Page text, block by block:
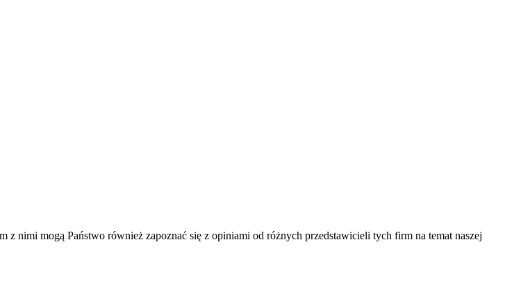
nimi mogą Państwo również zapoznać się z opiniami od różnych przedstawicieli tych firm na temat naszej